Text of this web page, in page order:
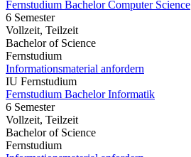
Fernstudium Bachelor Computer Science
6 Semester
Vollzeit, Teilzeit
Bachelor of Science
Fernstudium
Informationsmaterial anfordern
IU Fernstudium
Fernstudium Bachelor Informatik
6 Semester
Vollzeit, Teilzeit
Bachelor of Science
Fernstudium